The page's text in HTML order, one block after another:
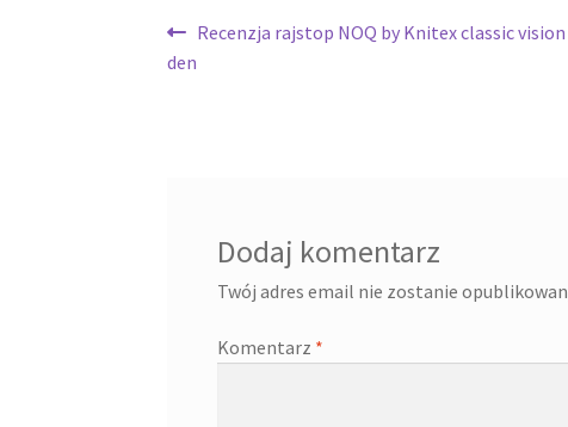
Nawigacja
wpisu
Poprzedni
wpis:
Recenzja rajstop NOQ by Knitex classic vision
den
Dodaj komentarz
Twój adres email nie zostanie
Komentarz *